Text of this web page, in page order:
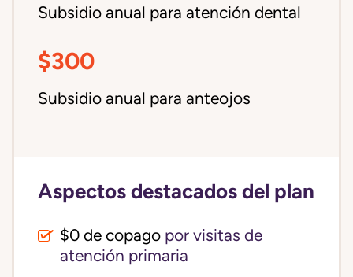
Subsidio anual para atención dental
$300
Subsidio anual para anteojos
Aspectos destacados del plan
$0 de copago por visitas de
atención primaria